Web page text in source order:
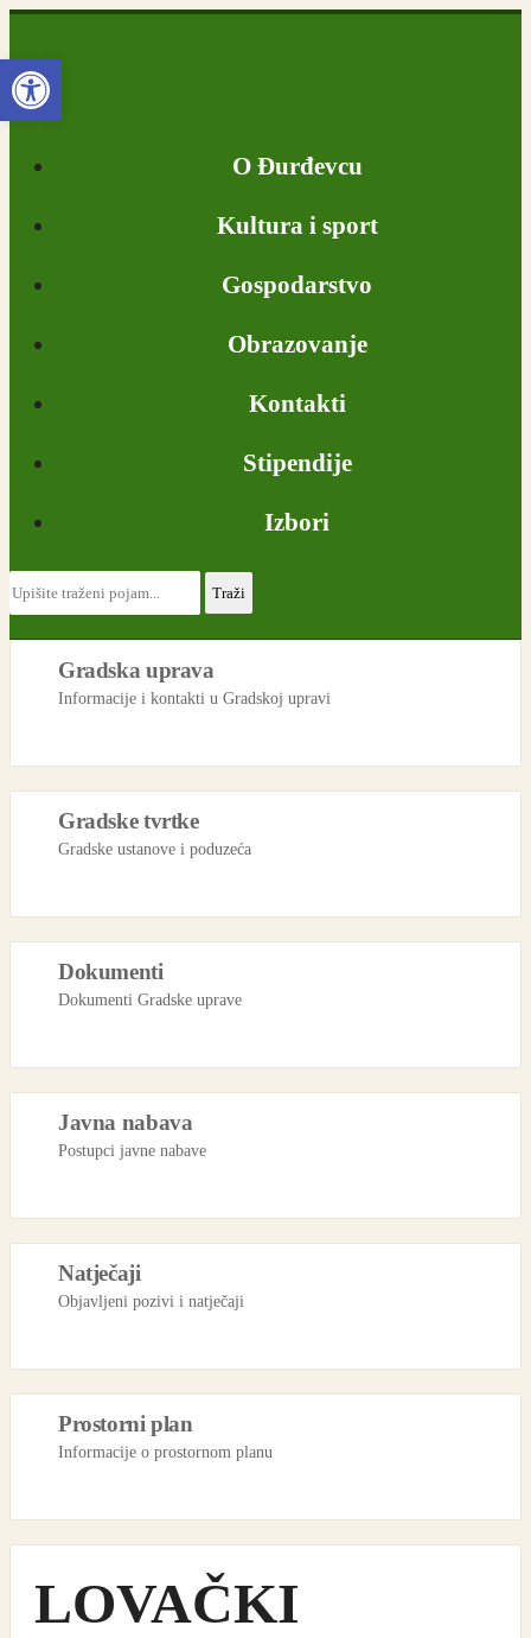
Open toolbar
O Đurđevcu
Kultura i sport
Gospodarstvo
Obrazovanje
Kontakti
Stipendije
Izbori
Gradska uprava
Informacije i kontakti u Gradskoj upravi
Gradske tvrtke
Gradske ustanove i poduzeća
Dokumenti
Dokumenti Gradske uprave
Javna nabava
Postupci javne nabave
Natječaji
Objavljeni pozivi i natječaji
Prostorni plan
Informacije o prostornom planu
LOVAČKI